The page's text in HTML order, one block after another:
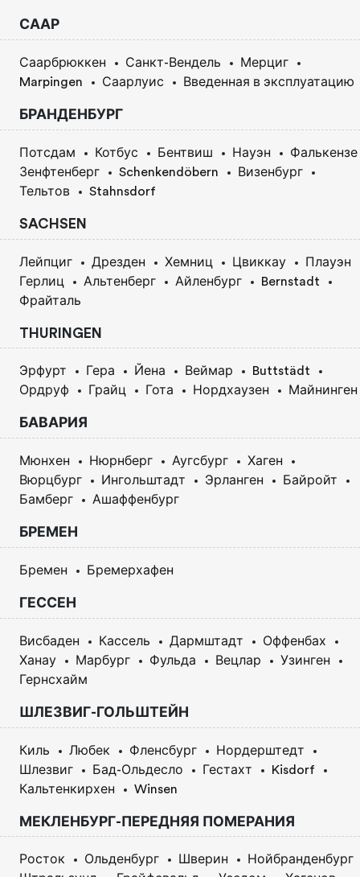
СААР
Саарбрюккен Санкт-Вендель
Мерциг
Marpingen
Саарлуис Введенная в эксплуатацию
БРАНДЕНБУРГ
Потсдам Котбус Бентвиш Науэн
Фалькензе
Зенфтенберг
Schenkendöbern
Визенбург
Тельтов
Stahnsdorf
SACHSEN
Лейпциг Дрезден Хемниц Цвиккау
Плауэн
Герлиц
Альтенберг Айленбург
Bernstadt
Фрайталь
THURINGEN
Эрфурт Гера Йена Веймар
Buttstädt
Ордруф
Грайц Гота Нордхаузен Майнинген
БАВАРИЯ
Мюнхен Нюрнберг Аугсбург
Хаген
Вюрцбург
Ингольштадт Эрланген
Байройт
Бамберг
Ашаффенбург
БРЕМЕН
Бремен Бремерхафен
ГЕССЕН
Висбаден Кассель Дармштадт
Оффенбах
Ханау
Марбург Фульда Вецлар
Узинген
Гернсхайм
ШЛЕЗВИГ-ГОЛЬШТЕЙН
Киль Любек Фленсбург
Нордерштедт
Шлезвиг
Бад-Ольдесло Гестахт
Kisdorf
Кальтенкирхен
Winsen
МЕКЛЕНБУРГ-ПЕРЕДНЯЯ ПОМЕРАНИЯ
Росток Ольденбург Шверин
Нойбранденбург